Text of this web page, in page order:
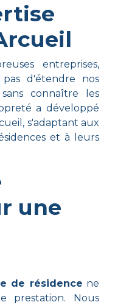
entreprises,
d'étendre nos
connaître les
a développé
s'adaptant aux
et à leurs
une
de résidence ne
prestation. Nous